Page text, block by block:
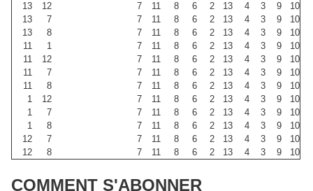
13
12 7 11 8 6 2 13 4 3 9
10
13
7 7 11 8 6 2 13 4 3 9
10
13
8 7 11 8 6 2 13 4 3 9
10
11
1 7 11 8 6 2 13 4 3 9
10
11
12 7 11 8 6 2 13 4 3 9
10
11
7 7 11 8 6 2 13 4 3 9
10
11
8 7 11 8 6 2 13 4 3 9
10
1
12 7 11 8 6 2 13 4 3 9
10
1
7 7 11 8 6 2 13 4 3 9
10
1
8 7 11 8 6 2 13 4 3 9
10
12
7 7 11 8 6 2 13 4 3 9
10
12
8 7 11 8 6 2 13 4 3 9 10
COMMENT S'ABONNER